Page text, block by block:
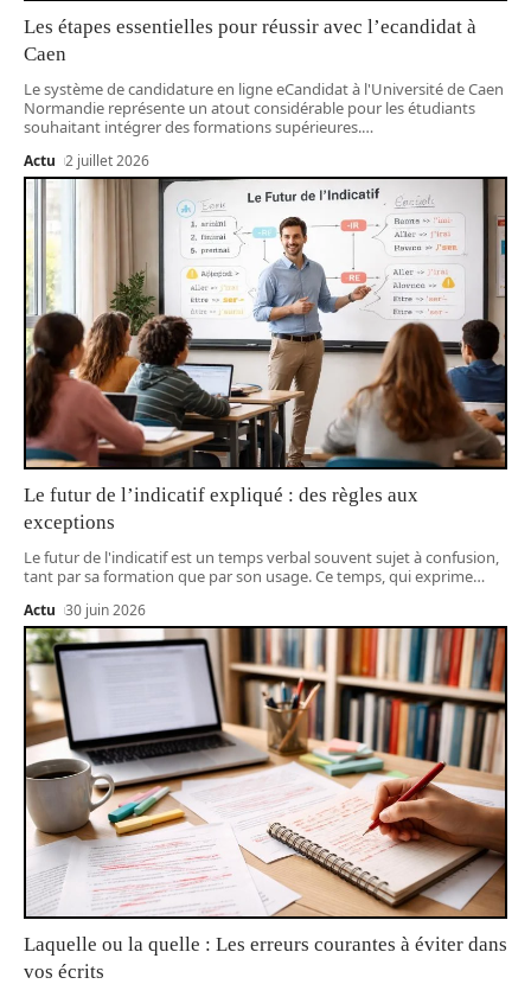
Les étapes essentielles pour réussir avec l’ecandidat à
Caen
Le système de candidature en ligne eCandidat à l'Université de Caen
Normandie représente un atout considérable pour les étudiants
souhaitant intégrer des formations supérieures.…
Actu 2 juillet 2026
Le futur de l’indicatif expliqué : des règles aux
exceptions
Le futur de l'indicatif est un temps verbal souvent sujet à confusion,
tant par sa formation que par son usage. Ce temps, qui exprime…
Actu 30 juin 2026
Laquelle ou la quelle : Les erreurs courantes à éviter dans
vos écrits